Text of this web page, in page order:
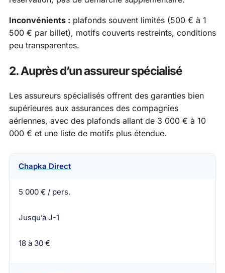
Inconvénients : plafonds souvent limités (500 € à 1
500 € par billet), motifs couverts restreints, conditions
peu transparentes.
2. Auprès d’un assureur spécialisé
Les assureurs spécialisés offrent des garanties bien
supérieures aux assurances des compagnies
aériennes, avec des plafonds allant de 3 000 € à 10
000 € et une liste de motifs plus étendue.
Assureur Plafond annulation
Chapka Direct
5 000 € / pers.
Jusqu’à J-1
18 à 30 €